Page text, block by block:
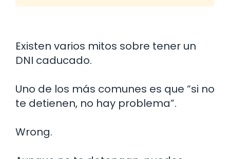
Existen varios mitos sobre tener un
DNI caducado.
Uno de los más comunes es que “si no
te detienen, no hay problema”.
Wrong.